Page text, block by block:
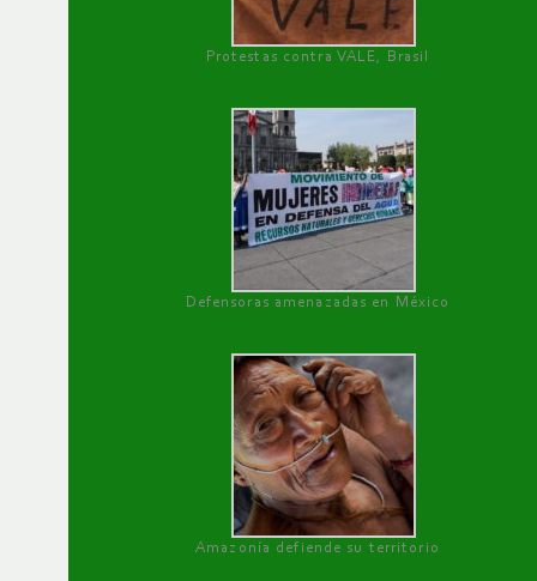
Protestas contra VALE, Brasil
Defensoras amenazadas en México
Amazonía defiende su territorio